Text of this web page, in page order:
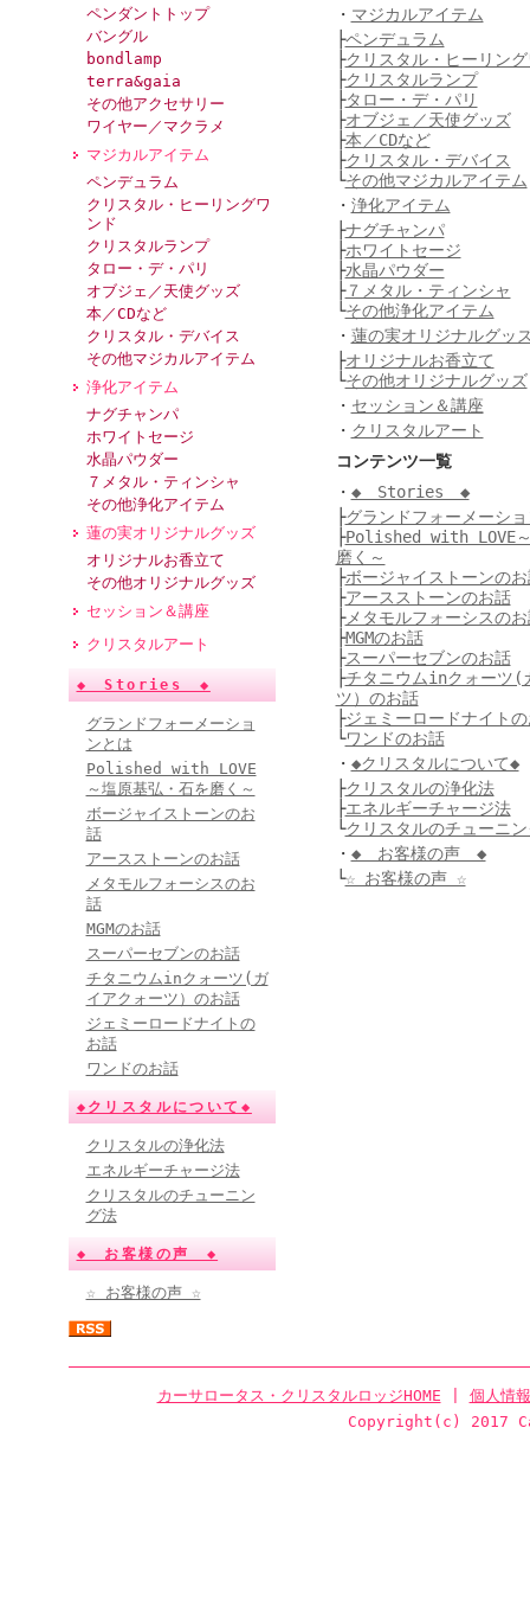
ペンダントトップ
バングル
bondlamp
terra&gaia
その他アクセサリー
ワイヤー／マクラメ
マジカルアイテム
ペンデュラム
クリスタル・ヒーリングワ
ンド
クリスタルランプ
タロー・デ・パリ
オブジェ／天使グッズ
本／CDなど
クリスタル・デバイス
その他マジカルアイテム
浄化アイテム
ナグチャンパ
ホワイトセージ
水晶パウダー
７メタル・ティンシャ
その他浄化アイテム
蓮の実オリジナルグッズ
オリジナルお香立て
その他オリジナルグッズ
セッション＆講座
クリスタルアート
◆ Stories ◆
グランドフォーメーショ
ンとは
Polished with LOVE
～塩原基弘・石を磨く～
ボージャイストーンのお
話
アースストーンのお話
メタモルフォーシスのお
話
MGMのお話
スーパーセブンのお話
チタニウムinクォーツ(ガ
イアクォーツ）のお話
ジェミーロードナイトの
お話
ワンドのお話
◆クリスタルについて◆
クリスタルの浄化法
エネルギーチャージ法
クリスタルのチューニン
グ法
◆ お客様の声 ◆
☆ お客様の声 ☆
・ マジカルアイテム
├ペンデュラム
├クリスタル・ヒーリン
├クリスタルランプ
├タロー・デ・パリ
├オブジェ／天使グッズ
├本／CDなど
├クリスタル・デバイス
└その他マジカルアイテム
・ 浄化アイテム
├ナグチャンパ
├ホワイトセージ
├水晶パウダー
├７メタル・ティンシャ
└その他浄化アイテム
・ 蓮の実オリジナルグッ
├オリジナルお香立て
└その他オリジナルグッズ
・ セッション＆講座
・ クリスタルアート
コンテンツ一覧
・ ◆ Stories ◆
├グランドフォーメーシ
├Polished with LOVE～
磨く～
├ボージャイストーンの
├アースストーンのお話
├メタモルフォーシスの
├MGMのお話
├スーパーセブンのお話
├チタニウムinクォーツ(
ツ）のお話
├ジェミーロードナイト
└ワンドのお話
・ ◆クリスタルについて◆
├クリスタルの浄化法
├エネルギーチャージ法
└クリスタルのチューニ
・ ◆ お客様の声 ◆
└☆ お客様の声 ☆
カーサロータス・クリスタルロッジHOME
個人情
Copyright(c) 2017